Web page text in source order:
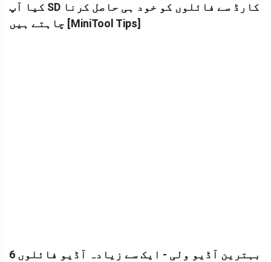
کیا آپ SD کارڈ سے فائلوں کو خود ہی حاصل کرنا
چاہتے ہیں [MiniTool Tips]
6 بہترین آڈیو ولی - ایک سے زیادہ آڈیو فائلوں